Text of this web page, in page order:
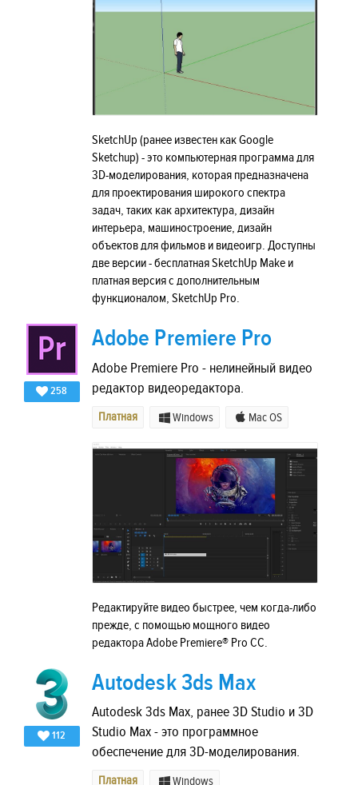
SketchUp (ранее известен как Google
Sketchup) - это компьютерная программа для
3D-моделирования, которая предназначена
для проектирования широкого спектра
задач, таких как архитектура, дизайн
интерьера, машиностроение, дизайн
объектов для фильмов и видеоигр. Доступны
две версии - бесплатная SketchUp Make и
платная версия с дополнительным
функционалом, SketchUp Pro.
258
Adobe Premiere Pro
Adobe Premiere Pro - нелинейный видео
редактор видеоредактора.
Платная Windows Mac OS
Редактируйте видео быстрее, чем когда-либо
прежде, с помощью мощного видео
редактора Adobe Premiere® Pro CC.
112
Autodesk 3ds Max
Autodesk 3ds Max, ранее 3D Studio и 3D
Studio Max - это программное
обеспечение для 3D-моделирования.
Платная Windows